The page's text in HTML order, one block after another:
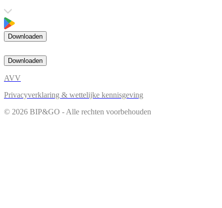
Downloaden
Downloaden
AVV
Privacyverklaring & wettelijke kennisgeving
© 2026 BIP&GO - Alle rechten voorbehouden